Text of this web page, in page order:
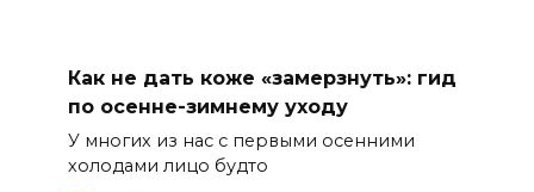
Как не дать коже «замерзнуть»: гид
по осенне-зимнему уходу
У многих из нас с первыми осенними
холодами лицо будто